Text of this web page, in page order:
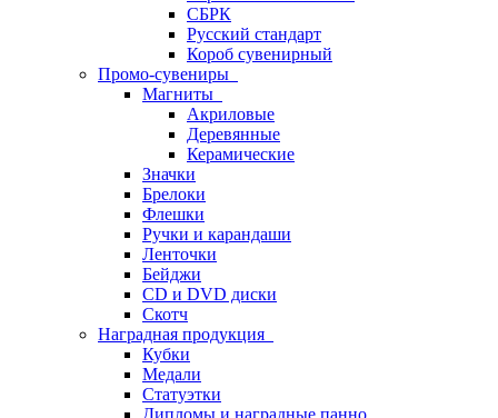
СБРК
Русский стандарт
Короб сувенирный
Промо-сувениры
Магниты
Акриловые
Деревянные
Керамические
Значки
Брелоки
Флешки
Ручки и карандаши
Ленточки
Бейджи
CD и DVD диски
Скотч
Наградная продукция
Кубки
Медали
Статуэтки
Дипломы и наградные панно